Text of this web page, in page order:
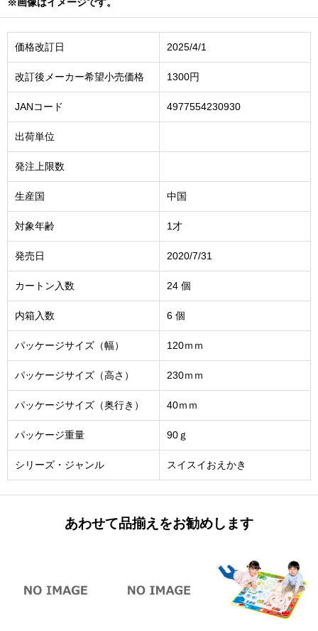
価格改訂日 2025/4/1
改訂後メーカー希望小売価格 1300円
JANコード 4977554230930
出荷単位
発注上限数
生産国 中国
対象年齢 1才
発売日 2020/7/31
カートン入数 24 個
内箱入数 6 個
パッケージサイズ（幅） 120ｍｍ
パッケージサイズ（高さ） 230ｍｍ
パッケージサイズ（奥行き） 40ｍｍ
パッケージ重量 90ｇ
シリーズ・ジャンル スイスイおえかき
あわせて品揃えをお勧めします